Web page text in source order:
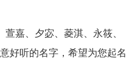
嘉、夕宓、菱淇、永筱、
好听的名字，希望为您起名